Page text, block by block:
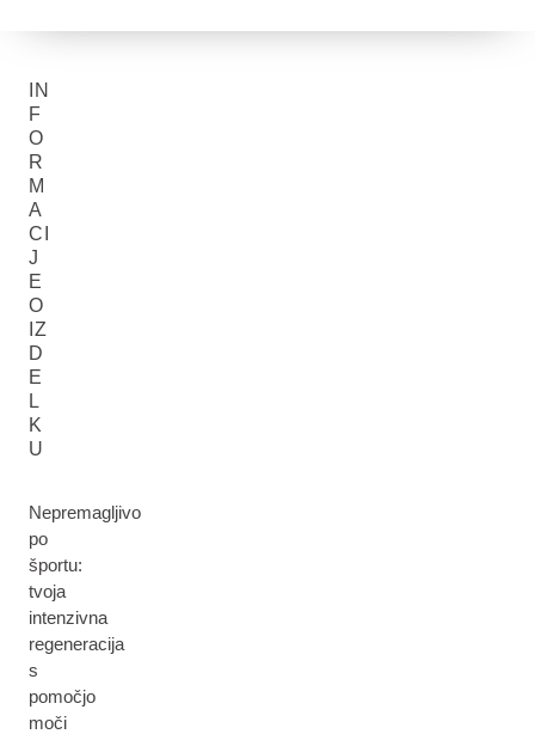
IN
F
O
R
M
A
CI
J
E
O
IZ
D
E
L
K
U
Nepremagljivo
po
športu:
tvoja
intenzivna
regeneracija
s
pomočjo
moči